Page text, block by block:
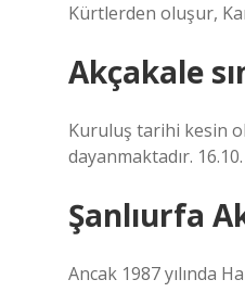
Kürtlerden oluşur,
Akçakale
Kuruluş tarihi kesin
dayanmaktadır. 16.10.
Şanlıurfa
Ancak 1987 yılında